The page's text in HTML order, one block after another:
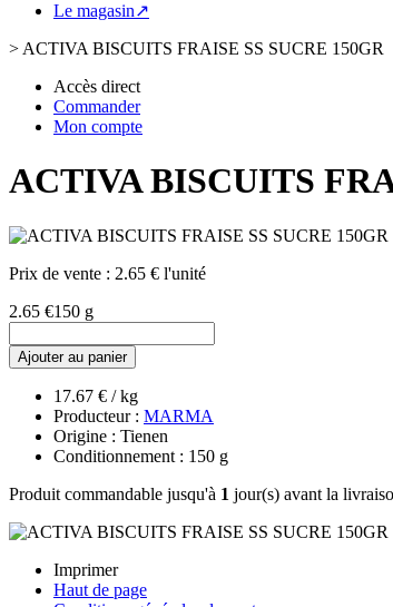
Le magasin↗
> ACTIVA BISCUITS FRAISE SS SUCRE 150GR
Accès direct
Commander
Mon compte
ACTIVA BISCUITS
Prix de vente : 2.65 € l'unité
2.65 €150 g
Ajouter au panier
17.67 € / kg
Producteur : MARMA
Origine : Tienen
Conditionnement : 150 g
Produit commandable jusqu'à 1 jour(s) avant la
Imprimer
Haut de page